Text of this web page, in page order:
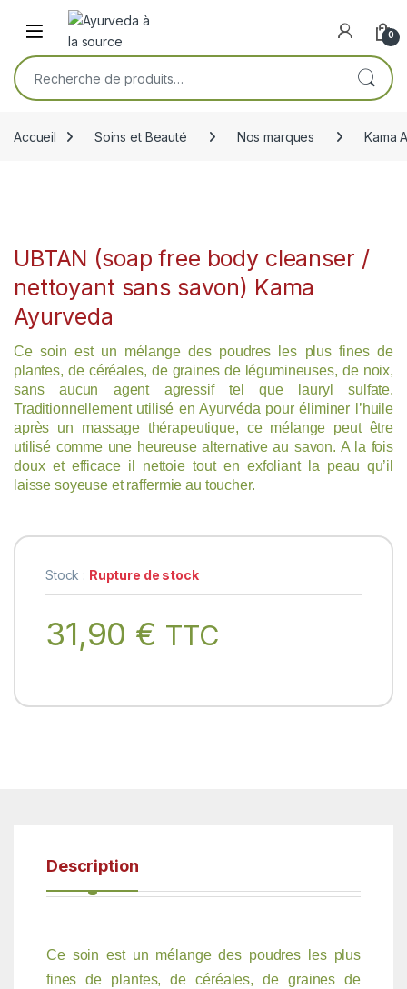
Skip to navigation
Skip to content
Open 0
Recherche pour :
Accueil Soins et Beauté Nos marques Kama
UBTAN (soap free body cleanser /
nettoyant sans savon) Kama
Ayurveda
Ce soin est un mélange des poudres les plus fines de
plantes, de céréales, de graines de légumineuses, de noix,
sans aucun agent agressif tel que lauryl sulfate.
Traditionnellement utilisé en Ayurvéda pour éliminer l’huile
après un massage thérapeutique, ce mélange peut être
utilisé comme une heureuse alternative au savon. A la fois
doux et efficace il nettoie tout en exfoliant la peau qu’il
laisse soyeuse et raffermie au toucher.
Stock : Rupture de stock
31,90 € TTC
Description
Ce soin est un mélange des poudres les plus
fines de plantes, de céréales, de graines de